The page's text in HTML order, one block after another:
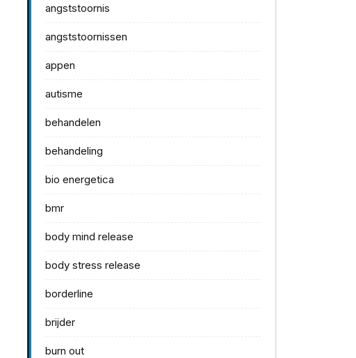
angststoornis
angststoornissen
appen
autisme
behandelen
behandeling
bio energetica
bmr
body mind release
body stress release
borderline
brijder
burn out